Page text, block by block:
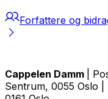
Forfattere og
Cappelen Damm
|
Sentrum, 0055 Oslo |